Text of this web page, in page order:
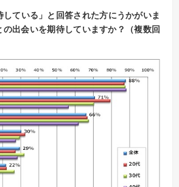
している」と回答された方にうかがいま
出会いを期待していますか？（複数回